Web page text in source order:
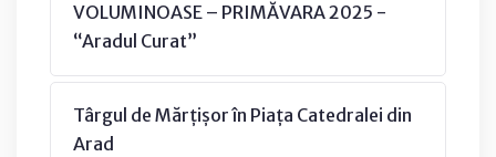
VOLUMINOASE – PRIMĂVARA 2025 -
“Aradul Curat”
Târgul de Mărțișor în Piața Catedralei din
Arad